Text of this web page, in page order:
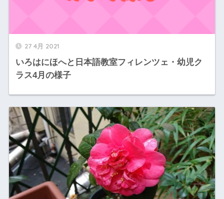
27 4月 2021
いろはにほへと日本語教室フィレンツェ・幼児ク
ラス4月の様子